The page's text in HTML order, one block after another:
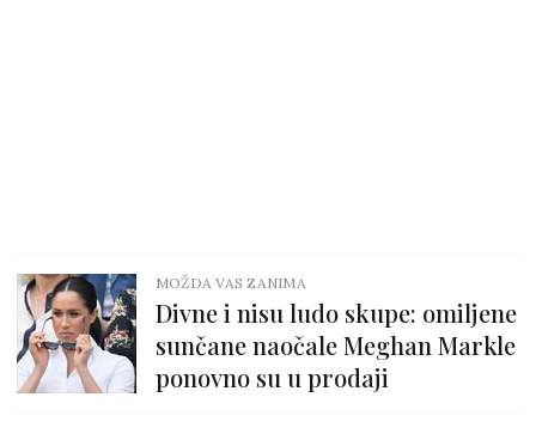
MOŽDA VAS ZANIMA
Divne i nisu ludo skupe: omiljene
sunčane naočale Meghan Markle
ponovno su u prodaji